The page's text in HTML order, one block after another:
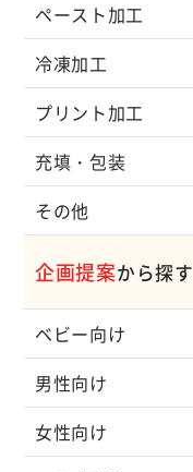
ペースト加工
冷凍加工
プリント加工
充填・包装
その他
企画提案から探す
ベビー向け
男性向け
女性向け